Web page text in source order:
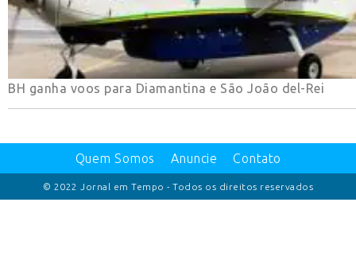
BH ganha voos para Diamantina e São João del-Rei
Quem Somos Anuncie Contato
© 2022 Jornal em Tempo - Todos os direitos reservados